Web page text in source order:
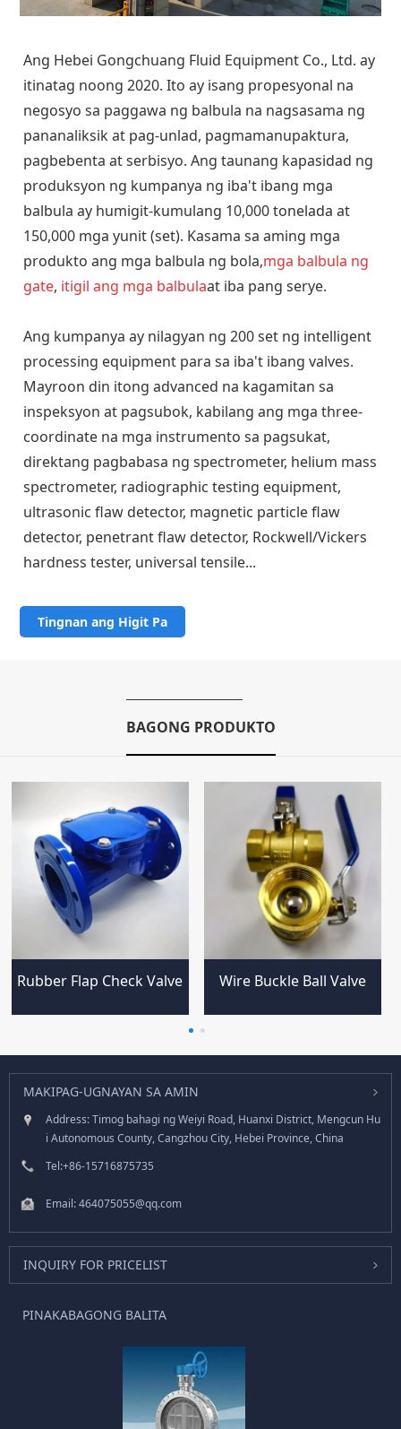
Ang Hebei Gongchuang Fluid Equipment Co., Ltd. ay
itinatag noong 2020. Ito ay isang propesyonal na
negosyo sa paggawa ng balbula na nagsasama ng
pananaliksik at pag-unlad, pagmamanupaktura,
pagbebenta at serbisyo. Ang taunang kapasidad ng
produksyon ng kumpanya ng iba't ibang mga
balbula ay humigit-kumulang 10,000 tonelada at
150,000 mga yunit (set). Kasama sa aming mga
produkto ang mga balbula ng bola,mga balbula ng
gate, itigil ang mga balbulaat iba pang serye.
Ang kumpanya ay nilagyan ng 200 set ng intelligent
processing equipment para sa iba't ibang valves.
Mayroon din itong advanced na kagamitan sa
inspeksyon at pagsubok, kabilang ang mga three-
coordinate na mga instrumento sa pagsukat,
direktang pagbabasa ng spectrometer, helium mass
spectrometer, radiographic testing equipment,
ultrasonic flaw detector, magnetic particle flaw
detector, penetrant flaw detector, Rockwell/Vickers
hardness tester, universal tensile...
Tingnan ang Higit Pa
BAGONG PRODUKTO
Rubber Flap Check Valve Wire Buckle Ball Valve
MAKIPAG-UGNAYAN SA AMIN
Address: Timog bahagi ng Weiyi Road, Huanxi District, Mengcun Hu
i Autonomous County, Cangzhou City, Hebei Province, China
Tel:+86-15716875735
Email:464075055@qq.com
INQUIRY FOR PRICELIST
PINAKABAGONG BALITA